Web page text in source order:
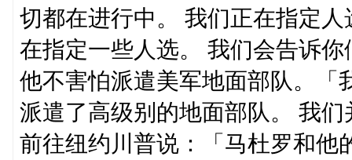
切都在进行中。 我们正在指定
在指定一些人选。 我们会告诉
他不害怕派遣美军地面部队。「
派遣了高级别的地面部队。 我
前往纽约川普说：「马杜罗和他